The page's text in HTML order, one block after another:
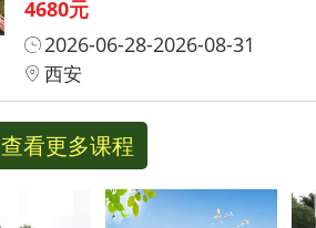
4680元
2026-06-28-2026-08-31
西安
查看更多课程